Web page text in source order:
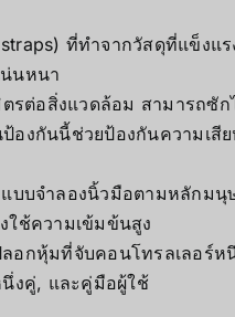
ที่ทำจากวัสดุที่แข็งแ
นหนา
ตรต่อสิ่งแวดล้อม สามารถซั
งกันนี้ช่วยป้องกันความเสี
บบจำลองนิ้วมือตามหลักมนุ
ใช้ความเข้มข้นสูง
กหุ้มที่จับคอนโทรลเลอร์
งคู่, และคู่มือผู้ใช้